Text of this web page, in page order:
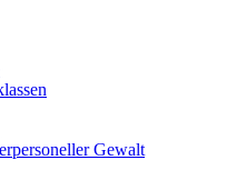
Gewalt